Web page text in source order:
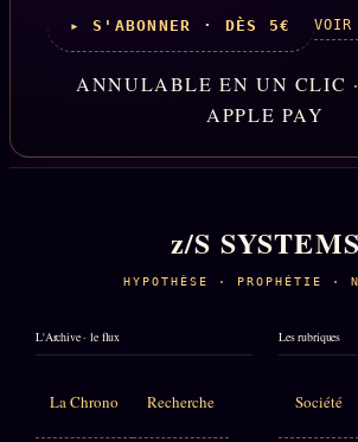
▸ S'ABONNER · DÈS 5€ VOIR
ANNULABLE EN UN CLIC ·
APPLE PAY
z/S SYSTEMS
HYPOTHÈSE · PROPHÉTIE ·
L'Archive · le flux
La Chrono Recherche
Les rubriques
Société